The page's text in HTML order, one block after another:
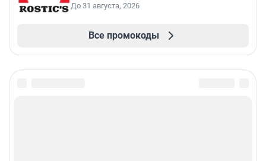
До 31 августа, 2026
Все промокоды